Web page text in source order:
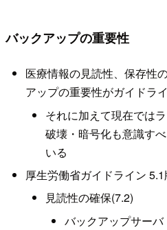
バックアップの重要性
医療情報の見読性、保存性
アップの重要性がガイドラ
それに加えて現在では
破壊・暗号化も意識す
いる
厚生労働省ガイドライン 5.1
見読性の確保(7.2)
バックアップサーバ